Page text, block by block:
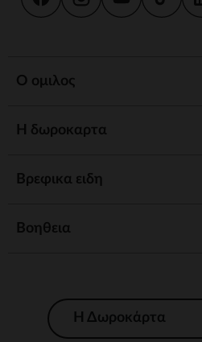
Ο ομιλος
Η δωροκαρτα
Βρεφικα ειδη
Βοηθεια
Η Δωροκάρτα